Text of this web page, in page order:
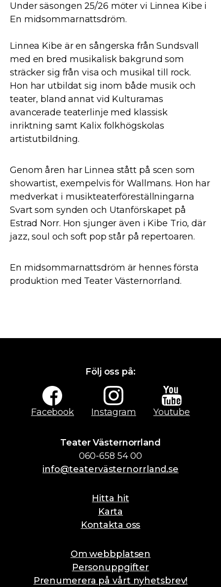
Under säsongen 25/26 möter vi Linnea Kibe i
En midsommarnattsdröm.
Linnea Kibe är en sångerska från Sundsvall
med en bred musikalisk bakgrund som
sträcker sig från visa och musikal till rock.
Hon har utbildat sig inom både musik och
teater, bland annat vid Kulturamas
avancerade teaterlinje med klassisk
inriktning samt Kalix folkhögskolas
artistutbildning.
Genom åren har Linnea stått på scen som
showartist, exempelvis för Wallmans. Hon har
medverkat i musikteaterföreställningarna
Svart som synden och Utanförskapet på
Estrad Norr. Hon sjunger även i Kibe Trio, där
jazz, soul och soft pop står på repertoaren.
En midsommarnattsdröm är hennes första
produktion med Teater Västernorrland.
Teater Västernorrland
060-658 54 00
info@teatervästernorrland.se
Hitta hit
Karta
Kontakta oss
Om webbplatsen
Personuppgifter
Prenumerera på vårt nyhetsbrev!
Följ oss på:
Facebook Instagram Youtube